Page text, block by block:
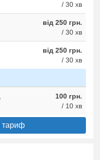
/ 30 хв
від 250 грн.
/ 30 хв
від 250 грн.
/ 30 хв
100 грн.
/ 10 хв
тариф